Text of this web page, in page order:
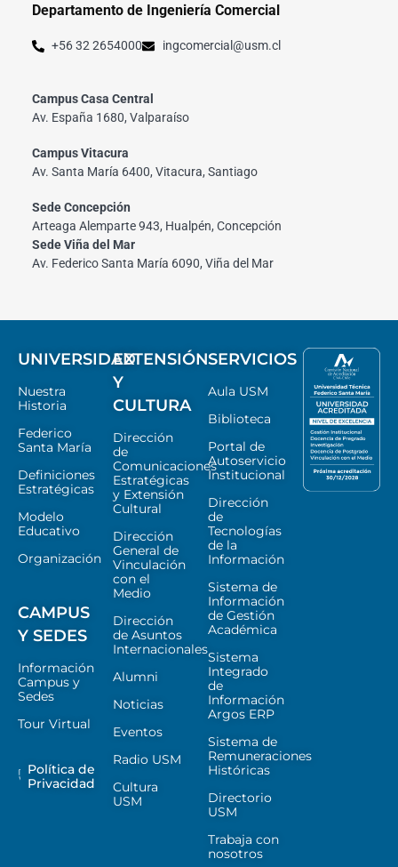
Departamento de Ingeniería Comercial
+56 32 2654000 ingcomercial@usm.cl
Campus Casa Central
Av. España 1680, Valparaíso
Campus Vitacura
Av. Santa María 6400, Vitacura, Santiago
Sede Concepción
Arteaga Alemparte 943, Hualpén, Concepción
Sede Viña del Mar
Av. Federico Santa María 6090, Viña del Mar
UNIVERSIDAD
Nuestra
Historia
Federico
Santa María
Definiciones
Estratégicas
Modelo
Educativo
Organización
CAMPUS
Y SEDES
Información
Campus y
Sedes
Tour Virtual
Política de
Privacidad
EXTENSIÓN
Y
CULTURA
Dirección
de
Comunicaciones
Estratégicas
y Extensión
Cultural
Dirección
General de
Vinculación
con el
Medio
Dirección
de Asuntos
Internacionales
Alumni
Noticias
Eventos
Radio USM
Cultura
USM
SERVICIOS
Aula USM
Biblioteca
Portal de
Autoservicio
Institucional
Dirección
de
Tecnologías
de la
Información
Sistema de
Información
de Gestión
Académica
Sistema
Integrado
de
Información
Argos ERP
Sistema de
Remuneraciones
Históricas
Directorio
USM
Trabaja con
nosotros